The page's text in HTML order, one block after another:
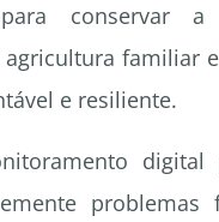
conservar a
agricultura familiar
e resiliente.
digital
problemas